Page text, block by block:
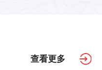
查看更多